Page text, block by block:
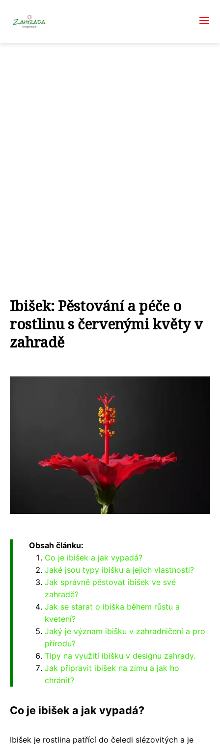
Ibišek: Pěstování a péče o
rostlinu s červenými květy v
zahradě
Obsah článku:
Co je ibišek a jak vypadá?
Jaké jsou typy ibišku a jejich vlastnosti?
Jak správně pěstovat ibišek ve své
zahradě?
Jak se starat o ibiška během růstu a
kvetení?
Jaký je význam ibišku v zahradničení a pro
přírodu?
Tipy na využití ibišku v designu zahrady.
Jak připravit ibišek na zimu a jak ho
chránit?
Co je ibišek a jak vypadá?
Ibišek je rostlina patřící do čeledi slézovitých a je